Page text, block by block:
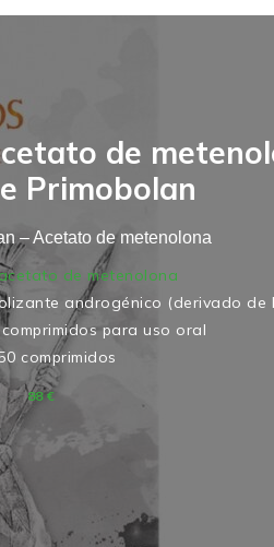
de
Primobolan
– Acetato de metenolona
de metenolona
androgénico (derivado de
para uso oral
comprimidos
90€ 88€